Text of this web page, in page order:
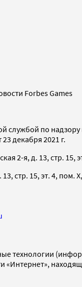
Forbes Games
службой по
декабря 2021 г.
2-я, д. 13, стр. 15,
стр. 15, эт. 4, пом.
технологии
«Интернет»,